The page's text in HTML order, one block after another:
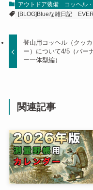
アウトドア装備
コッヘル
[BLOG]Blueな雑日記
登山用コッヘル（クッカ
ー）について4/5（バー
ー一体型編）
関連記事